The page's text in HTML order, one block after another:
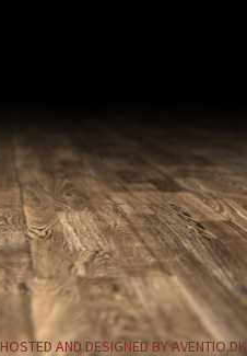
HOSTED AND DESIGNED BY AVENTIO.DK